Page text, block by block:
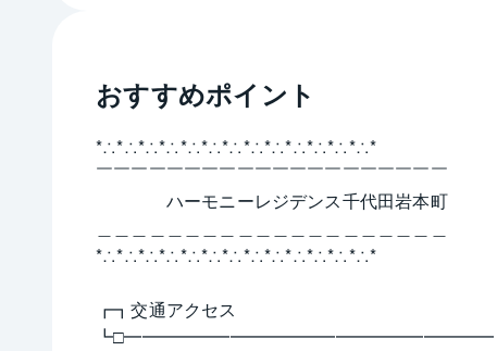
おすすめポイント
*∴*∴*∴*∴*∴*∴*∴*∴*∴*∴*∴*∴*∴*
￣￣￣￣￣￣￣￣￣￣￣￣￣￣￣￣￣￣￣￣
ハーモニーレジデンス千代田岩本町
*∴*∴*∴*∴*∴*∴*∴*∴*∴*∴*∴*∴*∴*
┏┓交通アクセス
┗□━━━━━━━━━━━━━━━━━━━━━